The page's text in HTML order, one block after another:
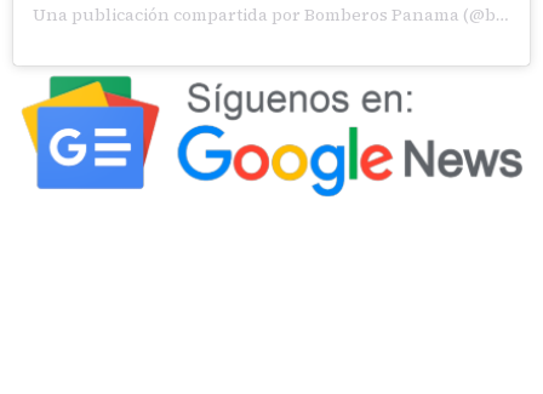
Una publicación compartida por Bomberos Panama (@bomberospanama)